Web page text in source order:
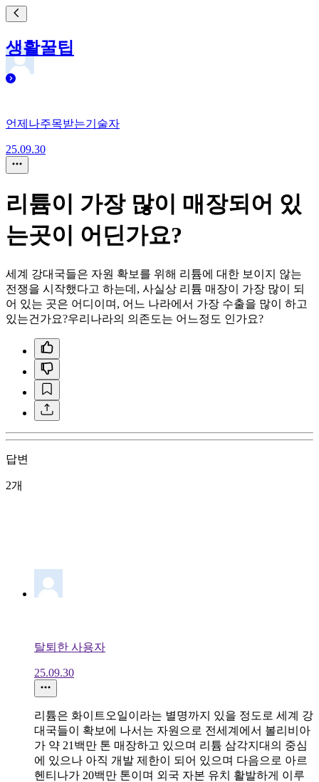
생활꿀팁
언제나주목받는기술자
25.09.30
리튬이 가장 많이 매장되어 있
는곳이 어딘가요?
세계 강대국들은 자원 확보를 위해 리튬에 대한 보이지 않는
전쟁을 시작했다고 하는데, 사실상 리튬 매장이 가장 많이 되
어 있는 곳은 어디이며, 어느 나라에서 가장 수출을 많이 하고
있는건가요?우리나라의 의존도는 어느정도 인가요?
답변
2개
탈퇴한 사용자
25.09.30
리튬은 화이트오일이라는 별명까지 있을 정도로 세계 강
대국들이 확보에 나서는 자원으로 전세계에서 볼리비아
가 약 21백만 톤 매장하고 있으며 리튬 삼각지대의 중심
에 있으나 아직 개발 제한이 되어 있으며 다음으로 아르
헨티나가 20백만 톤이며 외국 자본 유치 활발하게 이루